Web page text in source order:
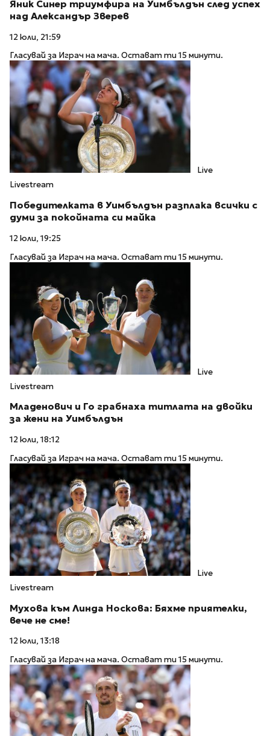
Яник Синер триумфира на Уимбълдън след успех
над Александър Зверев
12 юли, 21:59
Гласувай за Играч на мача. Остават ти 15 минути.
Live
Livestream
Победителката в Уимбълдън разплака всички с
думи за покойната си майка
12 юли, 19:25
Гласувай за Играч на мача. Остават ти 15 минути.
Live
Livestream
Младенович и Го грабнаха титлата на двойки
за жени на Уимбълдън
12 юли, 18:12
Гласувай за Играч на мача. Остават ти 15 минути.
Live
Livestream
Мухова към Линда Носкова: Бяхме приятелки,
вече не сме!
12 юли, 13:18
Гласувай за Играч на мача. Остават ти 15 минути.